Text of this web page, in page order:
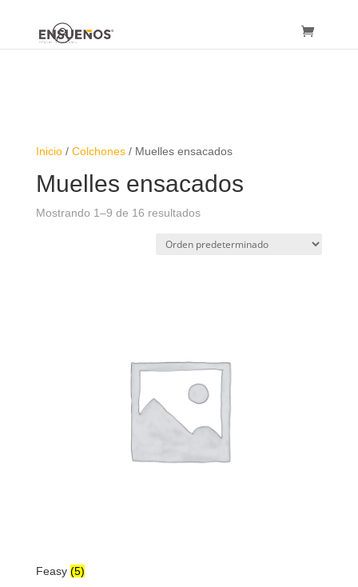
Inicio/ Colchones/ Muelles ensacados
Muelles ensacados
Mostrando 1–9 de 16 resultados
Feasy (5)